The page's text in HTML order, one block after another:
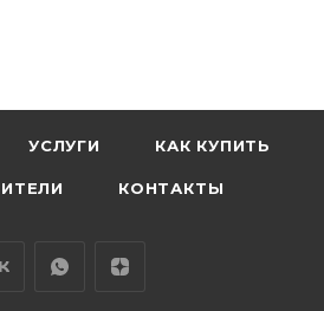
УСЛУГИ КАК КУПИТЬ
КОНТАКТЫ